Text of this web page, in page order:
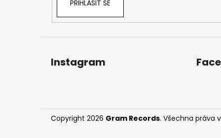
PŘIHLÁSIT SE
Instagram
Copyright 2026 Gram Records. Všechna práva